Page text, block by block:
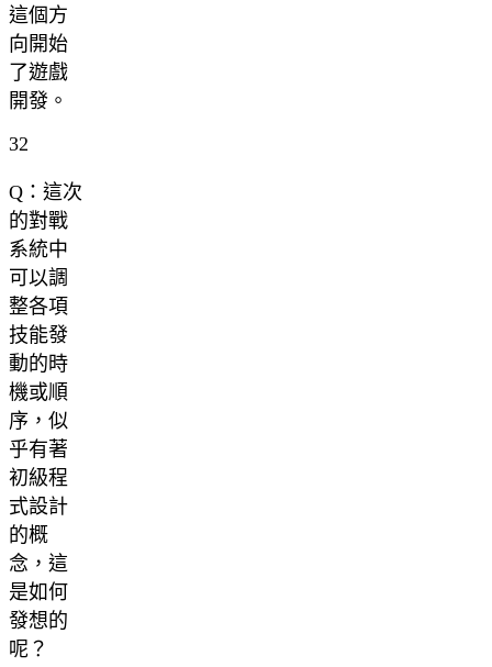
這個方
向開始
了遊戲
開發。
32
Q：這次
的對戰
系統中
可以調
整各項
技能發
動的時
機或順
序，似
乎有著
初級程
式設計
的概
念，這
是如何
發想的
呢？